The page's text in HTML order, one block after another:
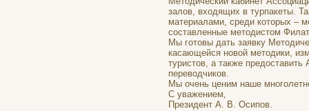
залов, входящих в турпакеты.
материалами, среди которых –
составленные методистом
Мы готовы дать заявку
касающейся новой методики,
туристов, а также
переводчиков.
Мы очень ценим наше
С уважением,
Президент А. В. Осипов.